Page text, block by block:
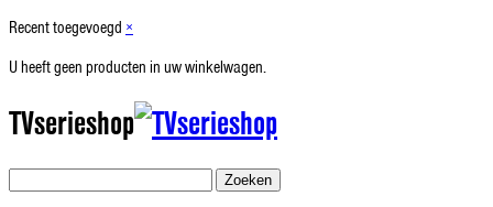
Recent toegevoegd ×
U heeft geen producten in uw winkelwagen.
TVserieshop
Zoeken